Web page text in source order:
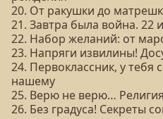
20. От ракушки до
21. Завтра была война.
22. Набор желаний: от
23. Напряги извилины!
24. Первоклассник, у тебя
нашему
25. Верю не верю…
26. Без градуса! Секреты